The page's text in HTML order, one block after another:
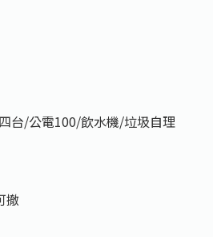
台/公電100/飲水機/垃圾自理
撤